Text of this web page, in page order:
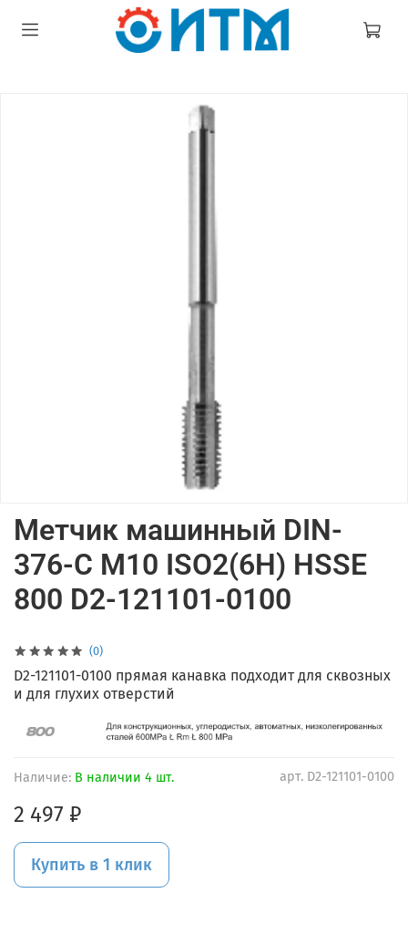
(0)
арт. D2-121101-0100
Наличие: В наличии 4 шт.
Метчик машинный DIN-
376-C M10 ISO2(6H) HSSE
800 D2-121101-0100
2 497 ₽
Купить в 1 клик
D2-121101-0100 прямая канавка подходит для сквозных
и для глухих отверстий